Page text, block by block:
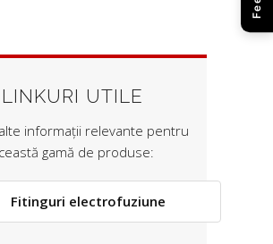
LINKURI UTILE
informații relevante pentru
gamă de produse:
Fitinguri electrofuziune